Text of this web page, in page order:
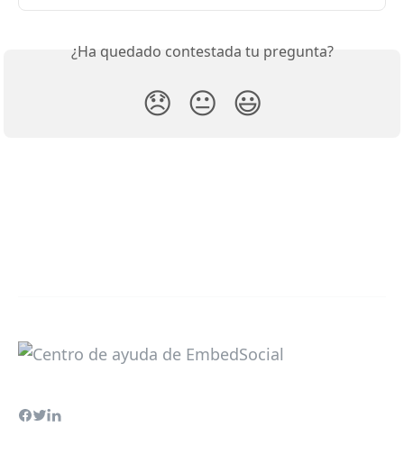
¿Ha quedado contestada tu pregunta?
😞 😐 😃